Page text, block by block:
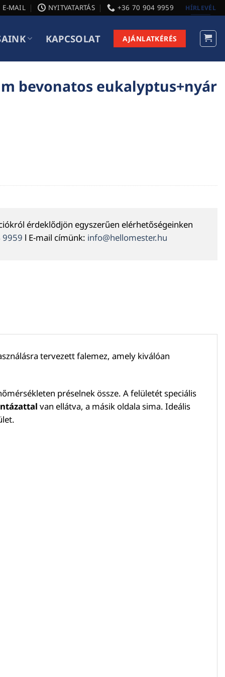
E-MAIL NYITVATARTÁS +36 70 904 9959 HÍRLEVÉL
KAPCSOLAT AJÁNLATKÉRÉS
bevonatos eukalyptus+nyár
érdeklődjön egyszerűen elérhetőségeinken
9959 l E-mail címünk: info@hellomester.hu
tervezett falemez, amely kiválóan
préselnek össze. A felületét speciális
van ellátva, a másik oldala sima. Ideális